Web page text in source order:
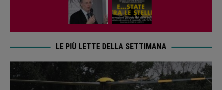
LE PIÙ LETTE DELLA SETTIMANA